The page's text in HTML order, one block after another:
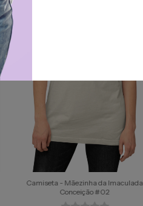
Camiseta - Mãezinha da Imaculada
Conceição #02